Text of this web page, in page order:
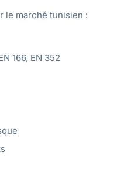
le marché tunisien :
166, EN 352